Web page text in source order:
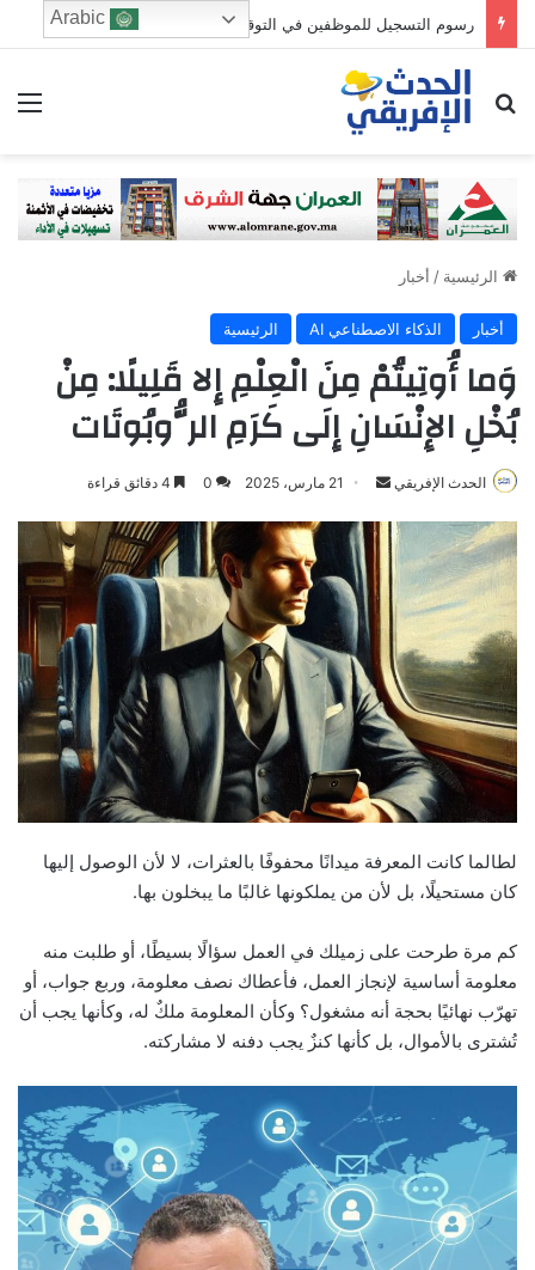
رسوم التسجيل للموظفين في التوقيت الميسر ..رؤية إصلاحية يقودها الوزير الميداوي وتجارب دولية تدعمها
ابحث عن
الرئيسية / أخبار
أخبار الذكاء الاصطناعي AI الرئيسية
وَما أُوتِيتُمْ مِنَ الْعِلْمِ إِلا قَلِيلًا: مِنْ
بُخْلِ الإِنْسَانِ إِلَى كَرَمِ الرُّوبُوتَات
الحدث الإفريقي
Send
email
21 مارس، 2025 0
لطالما كانت المعرفة ميدانًا محفوفًا بالعثرات، لا لأن الوصول إليها
كان مستحيلًا، بل لأن من يملكونها غالبًا ما يبخلون بها.
كم مرة طرحت على زميلك في العمل سؤالًا بسيطًا، أو طلبت منه
معلومة أساسية لإنجاز العمل، فأعطاك نصف معلومة، وربع جواب، أو
تهرّب نهائيًا بحجة أنه مشغول؟ وكأن المعلومة ملكٌ له، وكأنها يجب أن
تُشترى بالأموال، بل كأنها كنزٌ يجب دفنه لا مشاركته.
Arabic